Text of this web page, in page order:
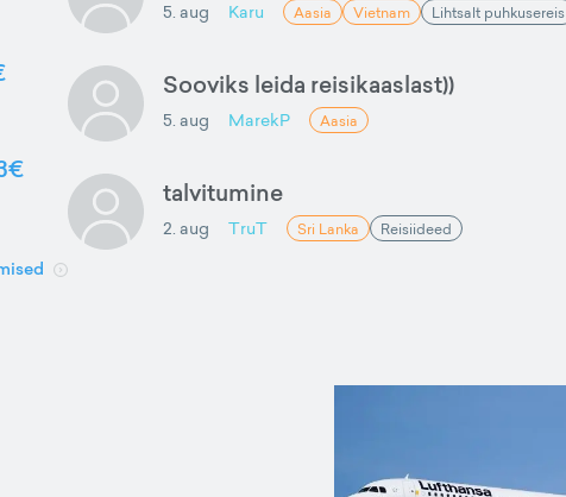
5. aug Karu Aasia Vietnam Lihtsalt puhkusereis
Sooviks leida reisikaaslast))
5. aug MarekP Aasia
talvitumine
2. aug TruT Sri Lanka Reisiideed